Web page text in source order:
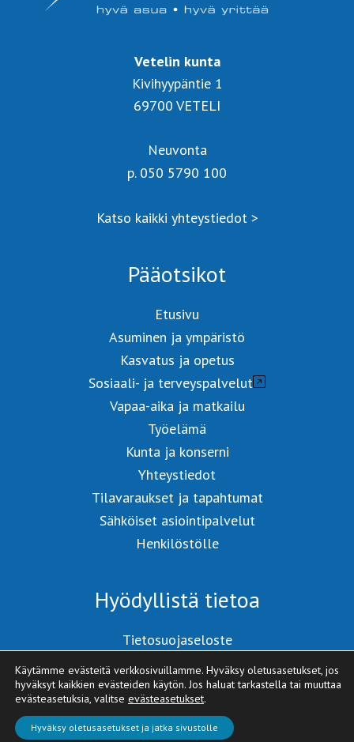
Vetelin kunta
Kivihyypäntie 1
69700 VETELI
Neuvonta
p. 050 5790 100
Katso kaikki yhteystiedot >
Pääotsikot
Etusivu
Asuminen ja ympäristö
Kasvatus ja opetus
Sosiaali- ja terveyspalvelut
Vapaa-aika ja matkailu
Työelämä
Kunta ja konserni
Yhteystiedot
Tilavaraukset ja tapahtumat
Sähköiset asiointipalvelut
Henkilöstölle
Hyödyllistä tietoa
Tietosuojaseloste
Saavutettavuusseloste
Sivukartta
© 2026 VETELIN KUNTA
Käytämme evästeitä verkkosivuillamme. Hyväksy oletusasetukset, jos
hyväksyt kaikkien evästeiden käytön. Jos haluat tarkastella tai muuttaa
evästeasetuksia, valitse evästeasetukset.
Hyväksy oletusasetukset ja jatka sivustolle